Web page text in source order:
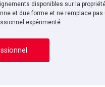
disponibles sur la
et due forme et ne remplace pas
expérimenté.